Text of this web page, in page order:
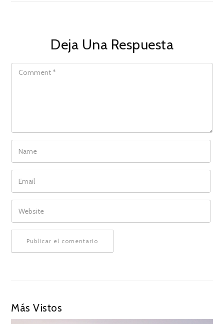
Deja Una Respuesta
COMMENT
NAME
EMAIL
WEBSITE
Más Vistos